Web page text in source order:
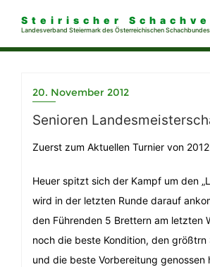
Steirischer
Landesverband Steiermark des Österreichischen Schachbundes
20. November 2012
Senioren
Zuerst zum Aktuellen Turnier von
Heuer spitzt sich der Kampf um den
wird in der letzten Runde darauf
den Führenden 5 Brettern am letzten
noch die beste Kondition, den größtrn
und die beste Vorbereitung genossen